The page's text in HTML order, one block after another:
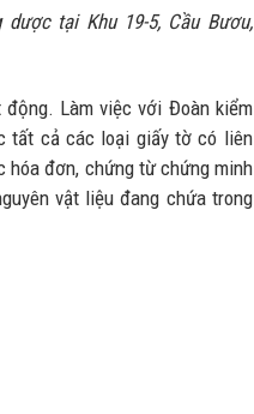
tại Khu 19-5, Cầu Bươu,
Làm việc với Đoàn kiểm
tất cả các loại giấy tờ có liên
hóa đơn, chứng từ chứng minh
vật liệu đang chứa trong